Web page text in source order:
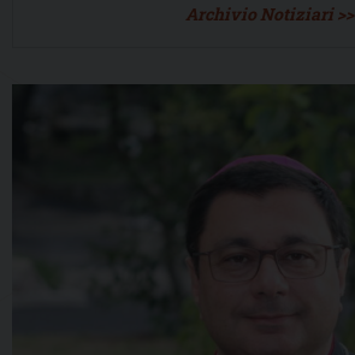
Archivio Notiziari >>